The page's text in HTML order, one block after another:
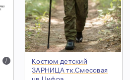
i
Костюм детский
ЗАРНИЦА тк.Смесовая